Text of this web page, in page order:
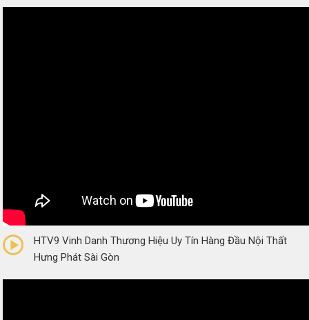
(0 Reviews)
HTV9 Vinh Danh Thương Hiệu Uy Tín Hàng Đầu Nội Thất
Hưng Phát Sài Gòn